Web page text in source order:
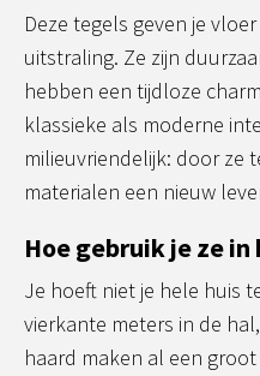
Deze tegels geven je
uitstraling. Ze zijn
hebben een tijdloze
klassieke als moderne
milieuvriendelijk: door ze
materialen een nieuw
Hoe gebruik je ze in
Je hoeft niet je hele huis
vierkante meters in de
haard maken al een